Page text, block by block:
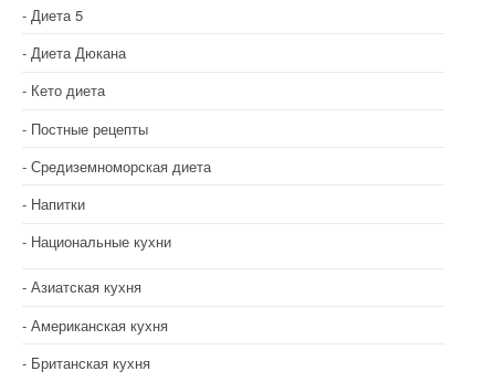
Диета 5
Диета Дюкана
Кето диета
Постные рецепты
Средиземноморская диета
Напитки
Национальные кухни
Азиатская кухня
Американская кухня
Британская кухня